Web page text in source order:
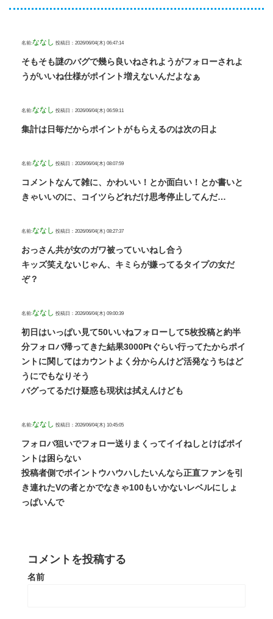
名前:ななし 投稿日：2026/06/04(木) 06:47:14
そもそも謎のバグで幾ら良いねされようがフォローされよ
うがいいね仕様がポイント増えないんだよなぁ
名前:ななし 投稿日：2026/06/04(木) 06:59:11
集計は日毎だからポイントがもらえるのは次の日よ
名前:ななし 投稿日：2026/06/04(木) 08:07:59
コメントなんて雑に、かわいい！とか面白い！とか書いと
きゃいいのに、コイツらどれだけ思考停止してんだ…
名前:ななし 投稿日：2026/06/04(木) 08:27:37
おっさん共が女のガワ被っていいねし合う
キッズ笑えないじゃん、キミらが嫌ってるタイプの女だ
ぞ？
名前:ななし 投稿日：2026/06/04(木) 09:00:39
初日はいっぱい見て50いいねフォローして5枚投稿と約半
分フォロバ帰ってきた結果3000Ptぐらい行ってたからポイ
ントに関してはカウントよく分からんけど活発なうちはど
うにでもなりそう
バグってるだけ疑惑も現状は拭えんけども
名前:ななし 投稿日：2026/06/04(木) 10:45:05
フォロバ狙いでフォロー送りまくってイイねしとけばポイ
ントは困らない
投稿者側でポイントウハウハしたいんなら正直ファンを引
き連れたVの者とかでなきゃ100もいかないレベルにしょ
っぱいんで
コメントを投稿する
名前